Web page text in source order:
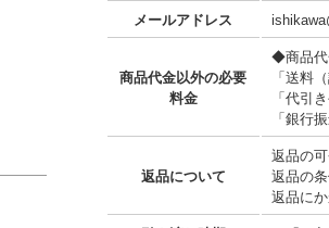
メールアドレス
商品代金以外の必要
料金
◆商品代
「送料
「代引
「銀行
返品について
返品の
返品の
返品に